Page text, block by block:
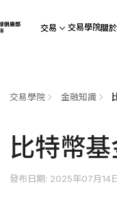
交易 交易學院關
交易學院 金融知識
比特幣
發布日期: 2025年07月14